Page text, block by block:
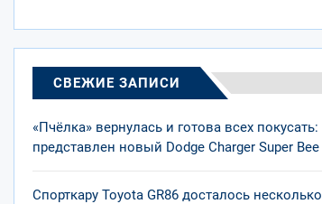
СВЕЖИЕ ЗАПИСИ
«Пчёлка» вернулась и готова всех покусать:
представлен новый Dodge Charger Super Bee
Спорткару Toyota GR86 досталось несколько